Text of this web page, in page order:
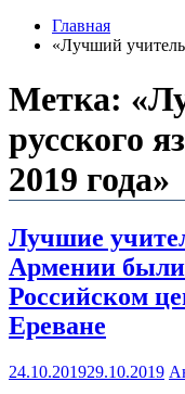
Главная
«Лучший
Метка:
русского
2019 года»
Лучшие
Армении
Российском
Ереване
24.10.201929.10.2019